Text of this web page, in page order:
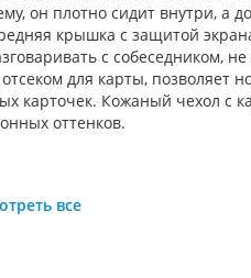
он плотно сидит внутри, а
крышка с защитой
с
для карты, позволяет
карточек. Кожаный чехол с
оттенков.
все